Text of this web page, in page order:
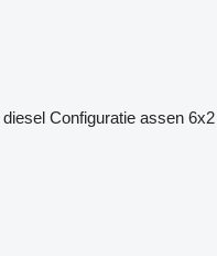
diesel Configuratie assen 6x2